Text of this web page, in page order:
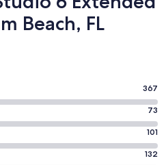
Beach, FL
367
73
101
132